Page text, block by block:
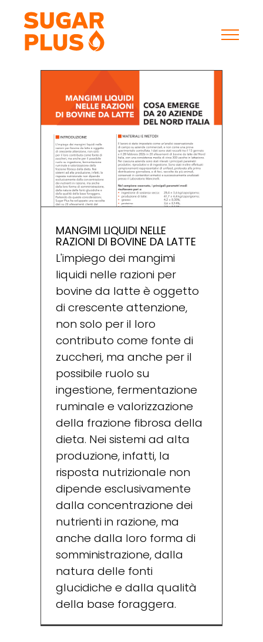
content
MANGIMI LIQUIDI NELLE
RAZIONI DI BOVINE DA LATTE
L'impiego dei mangimi
liquidi nelle razioni per
bovine da latte è oggetto
di crescente attenzione,
non solo per il loro
contributo come fonte di
zuccheri, ma anche per il
possibile ruolo su
ingestione, fermentazione
ruminale e valorizzazione
della frazione fibrosa della
dieta. Nei sistemi ad alta
produzione, infatti, la
risposta nutrizionale non
dipende esclusivamente
dalla concentrazione dei
nutrienti in razione, ma
anche dalla loro forma di
somministrazione, dalla
natura delle fonti
glucidiche e dalla qualità
della base foraggera.